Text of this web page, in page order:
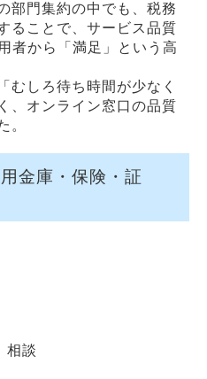
部門集約の中でも、税務
ることで、サービス品質
者から「満足」という高
むしろ待ち時間が少なく
、オンライン窓口の品質
。
金庫・保険・証
相談